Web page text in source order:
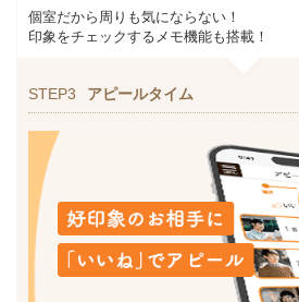
個室だから周りも気にならない！
印象をチェックするメモ機能も搭載！
STEP3 アピールタイム